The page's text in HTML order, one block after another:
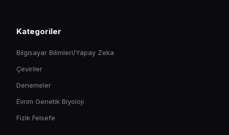
Kategoriler
Bilgisayar Bilimleri/Yapay Zeka
Çeviriler
Denemeler
Evrim Genetik Biyoloji
Fizik Felsefe